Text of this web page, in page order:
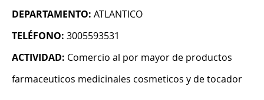
DEPARTAMENTO: ATLANTICO
TELÉFONO: 3005593531
ACTIVIDAD: Comercio al por mayor de productos
farmaceuticos medicinales cosmeticos y de tocador